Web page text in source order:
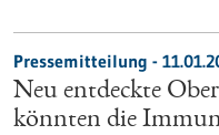
Pressemitteilung -
Neu entdeckte
könnten die